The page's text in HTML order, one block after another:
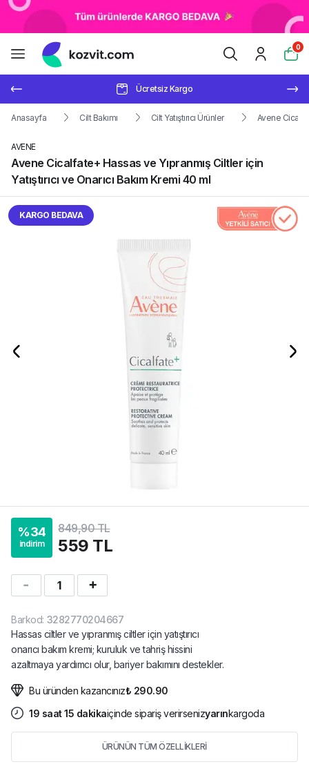
0
Ücretsiz Kargo
Anasayfa Cilt Bakımı Cilt Yatıştırıcı Ürünler Avene
AVENE
Avene Cicalfate+ Hassas ve Yıpranmış Ciltler için
Yatıştırıcı ve Onarıcı Bakım Kremi 40 ml
KARGO BEDAVA
%34
indirim
849,90 TL
559 TL
1
Barkod: 3282770204667
Hassas ciltler ve yıpranmış ciltler için yatıştırıcı
onarıcı bakım kremi; kuruluk ve tahriş hissini
azaltmaya yardımcı olur, bariyer bakımını destekler.
Bu üründen kazancınız₺ 290.90
19 saat 15 dakikaiçinde sipariş verirsenizyarınkargoda
ÜRÜNÜN TÜM ÖZELLİKLERİ